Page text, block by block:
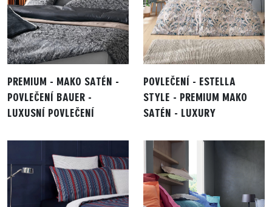
PREMIUM - MAKO SATÉN -
POVLEČENÍ BAUER -
LUXUSNÍ POVLEČENÍ
POVLEČENÍ - ESTELLA
STYLE - PREMIUM MAKO
SATÉN - LUXURY